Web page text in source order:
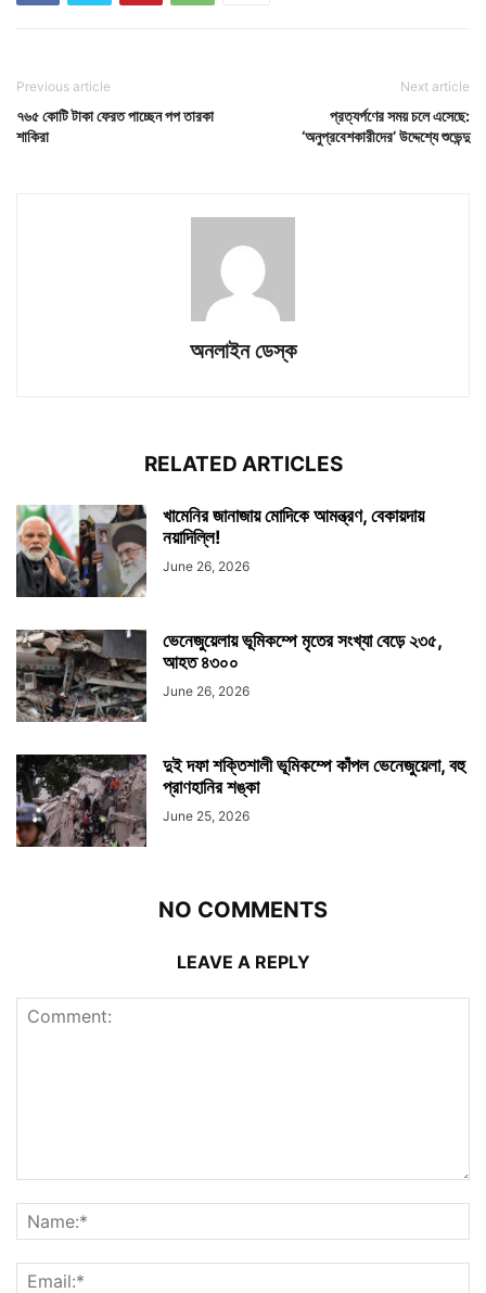
Previous article
৭৬৫ কোটি টাকা ফেরত পাচ্ছেন পপ তারকা
শাকিরা
Next article
প্রত্যর্পণের সময় চলে এসেছে:
‘অনুপ্রবেশকারীদের’ উদ্দেশ্যে শুভেন্দু
অনলাইন ডেস্ক
RELATED ARTICLES
খামেনির জানাজায় মোদিকে আমন্ত্রণ, বেকায়দায়
নয়াদিল্লি!
June 26, 2026
ভেনেজুয়েলায় ভূমিকম্পে মৃতের সংখ্যা বেড়ে ২৩৫,
আহত ৪৩০০
June 26, 2026
দুই দফা শক্তিশালী ভূমিকম্পে কাঁপল ভেনেজুয়েলা, বহু
প্রাণহানির শঙ্কা
June 25, 2026
NO COMMENTS
LEAVE A REPLY